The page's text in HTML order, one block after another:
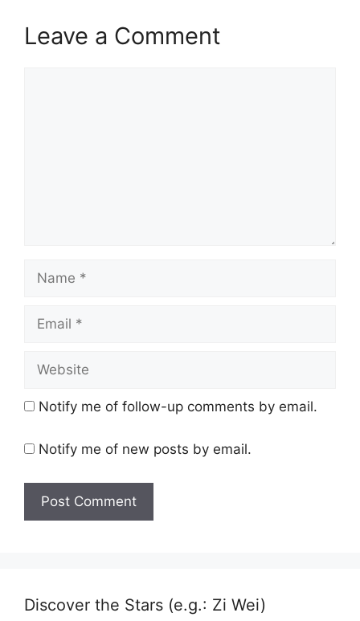
Leave a Comment
Notify me of follow-up comments by email.
Notify me of new posts by email.
Discover the Stars (e.g.: Zi Wei)